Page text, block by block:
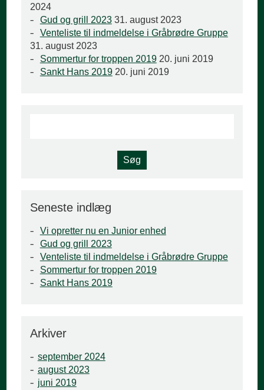
2024
Gud og grill 2023 31. august 2023
Venteliste til indmeldelse i Gråbrødre Gruppe
31. august 2023
Sommertur for troppen 2019 20. juni 2019
Sankt Hans 2019 20. juni 2019
Seneste indlæg
Vi opretter nu en Junior enhed
Gud og grill 2023
Venteliste til indmeldelse i Gråbrødre Gruppe
Sommertur for troppen 2019
Sankt Hans 2019
Arkiver
september 2024
august 2023
juni 2019